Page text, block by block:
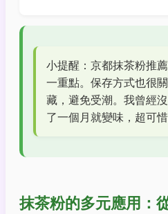
小提醒：京都抹茶粉推
一重點。保存方式也很
藏，避免受潮。我曾經
了一個月就變味，超可惜
抹茶粉的多元應用：